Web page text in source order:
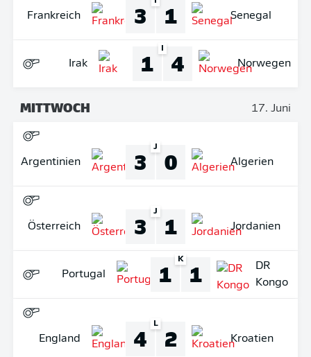
Frankreich 3 1 Senegal
Irak 1 4 Norwegen
MITTWOCH 17. Juni
Argentinien
J
3 0 Algerien
Österreich
J
3 1 Jordanien
Portugal
K
1 1
DR
Kongo
England
L
4 2 Kroatien